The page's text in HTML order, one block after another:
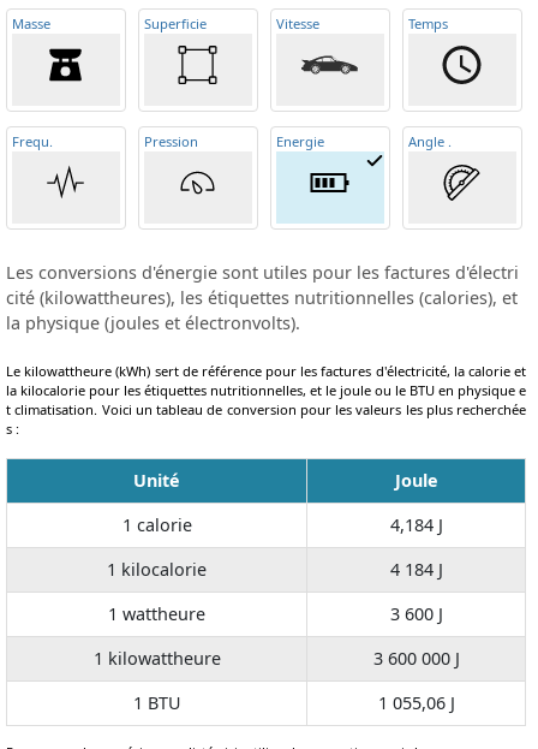
Masse Superficie Vitesse Temps
Frequ Pression Energie Angle
Les conversions d'énergie sont utiles pour les factures d'électri
cité (kilowattheures), les étiquettes nutritionnelles (calories), et
la physique (joules et électronvolts).
Le kilowattheure (kWh) sert de référence pour les factures d'électricité, la calorie et
la kilocalorie pour les étiquettes nutritionnelles, et le joule ou le BTU en physique e
t climatisation. Voici un tableau de conversion pour les valeurs les plus recherchée
s :
Unité
Joule
1 calorie
4,184 J
1 kilocalorie
4 184 J
1 wattheure
3 600 J
1 kilowattheure
3 600 000 J
1 BTU
1 055,06 J